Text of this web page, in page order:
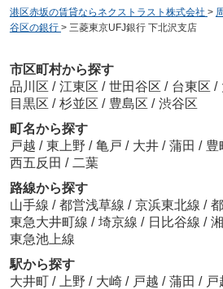
港区赤坂の賃貸ならネクストラスト株式会社 >
谷区の銀行 > 三菱東京UFJ銀行 下北沢支店
市区町村から探す
品川区 / 江東区 / 世田谷区 / 台東区 /
目黒区 / 杉並区 / 豊島区 / 渋谷区
町名から探す
戸越 / 東上野 / 亀戸 / 大井 / 蒲田 / 豊
西五反田 / 二葉
路線から探す
山手線 / 都営浅草線 / 京浜東北線 /
東急大井町線 / 埼京線 / 日比谷線 /
東急池上線
駅から探す
大井町 / 上野 / 大崎 / 戸越 / 蒲田 / 戸